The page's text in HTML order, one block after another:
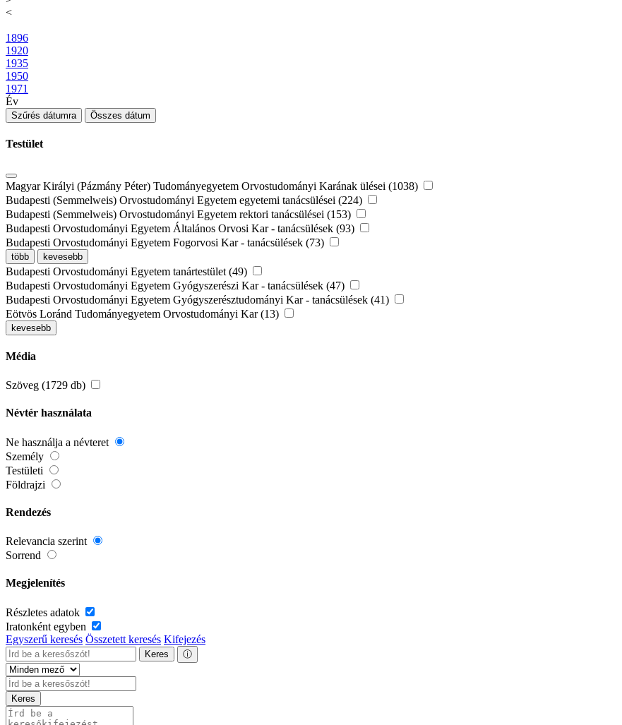
<
1896
1920
1935
1950
1971
Év
Szűrés dátumra Összes dátum
Testület
Magyar Királyi (Pázmány Péter) Tudományegyetem Orvostudományi Karának ülései (1038)
Budapesti (Semmelweis) Orvostudományi Egyetem egyetemi tanácsülései (224)
Budapesti (Semmelweis) Orvostudományi Egyetem rektori tanácsülései (153)
Budapesti Orvostudományi Egyetem Általános Orvosi Kar - tanácsülések (93)
Budapesti Orvostudományi Egyetem Fogorvosi Kar - tanácsülések (73)
több kevesebb
Budapesti Orvostudományi Egyetem tanártestület (49)
Budapesti Orvostudományi Egyetem Gyógyszerészi Kar - tanácsülések (47)
Budapesti Orvostudományi Egyetem Gyógyszerésztudományi Kar - tanácsülések (41)
Eötvös Loránd Tudományegyetem Orvostudományi Kar (13)
kevesebb
Média
Szöveg (1729 db)
Névtér használata
Ne használja a névteret
Személy
Testületi
Földrajzi
Rendezés
Relevancia szerint
Sorrend
Megjelenítés
Részletes adatok
Iratonként egyben
Egyszerű keresés Összetett keresés Kifejezés
Keres ⓘ
Keres